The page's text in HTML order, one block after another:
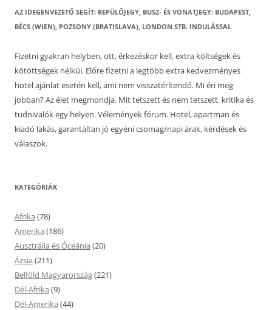
AZ IDEGENVEZETŐ SEGÍT: REPÜLŐJEGY, BUSZ- ÉS VONATJEGY: BUDAPEST,
BÉCS (WIEN), POZSONY (BRATISLAVA), LONDON STB. INDULÁSSAL
Fizetni gyakran helyben, ott, érkezéskor kell, extra költségek és
kötöttségek nélkül. Előre fizetni a legtöbb extra kedvezményes
hotel ajánlat esetén kell, ami nem visszatérítendő. Mi éri meg
jobban? Az élet megmondja. Mit tetszett és nem tetszett, kritika és
tudnivalók egy helyen. Vélemények fórum. Hotel, apartman és
kiadó lakás, garantáltan jó egyéni csomag/napi árak, kérdések és
válaszok.
KATEGÓRIÁK
Afrika (78)
Amerika (186)
Ausztrália és Óceánia (20)
Ázsia (211)
Belföld Magyarország(221)
Dél-Afrika (9)
Dél-Amerika (44)